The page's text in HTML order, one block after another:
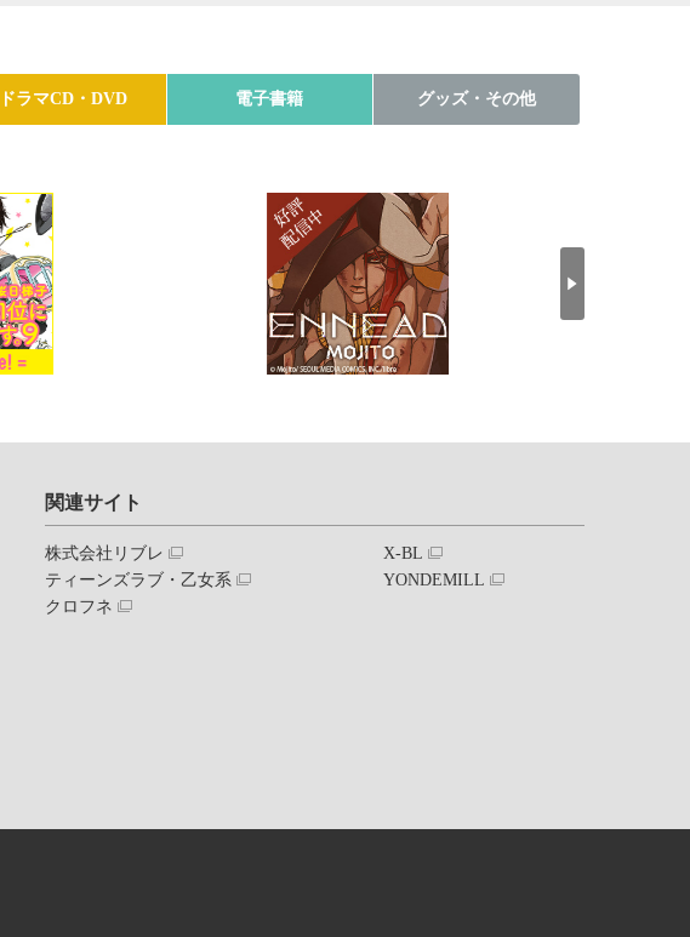
ドラマCD・DVD 電子書籍 グッズ・その他
関連サイト
株式会社リブレ
ティーンズラブ・乙女系
クロフネ
X-BL
YONDEMILL